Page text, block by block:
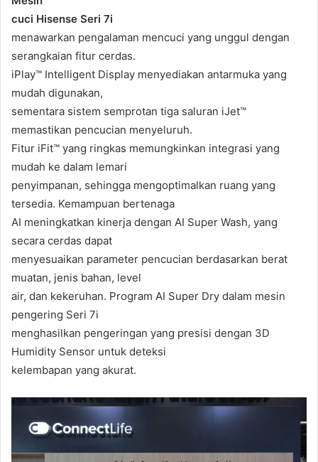
cuci Hisense Seri 7i
menawarkan pengalaman mencuci yang unggul dengan
serangkaian fitur cerdas.
iPlay™ Intelligent Display menyediakan antarmuka yang
mudah digunakan,
sementara sistem semprotan tiga saluran iJet™
memastikan pencucian menyeluruh.
Fitur iFit™ yang ringkas memungkinkan integrasi yang
mudah ke dalam lemari
penyimpanan, sehingga mengoptimalkan ruang yang
tersedia. Kemampuan bertenaga
AI meningkatkan kinerja dengan AI Super Wash, yang
secara cerdas dapat
menyesuaikan parameter pencucian berdasarkan berat
muatan, jenis bahan, level
air, dan kekeruhan. Program AI Super Dry dalam mesin
pengering Seri 7i
menghasilkan pengeringan yang presisi dengan 3D
Humidity Sensor untuk deteksi
kelembapan yang akurat.